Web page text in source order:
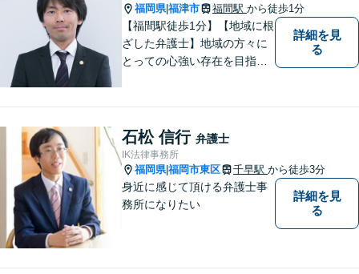
福岡県|福津市 福間駅 から徒歩1分
【福間駅徒歩1分】【地域に根
ざした弁護士】地域の方々に
とっての心強い存在を目指し
応可能。【明確な料金体系】
身近な法律家として気軽にご
相談いただければ幸いです。
詳細を見
る
石松 信行 弁護士
IK法律事務所
福岡県|福岡市東区 千早駅 から徒歩3分
身近に感じて頂ける弁護士事
務所になりたい
詳細を見
る